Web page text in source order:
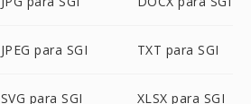
JPEG para SGI TXT para SGI
SVG para SGI XLSX para SGI